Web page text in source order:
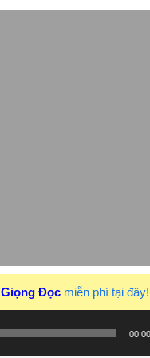
Giọng Đọc miễn phí tại đây!
00:00